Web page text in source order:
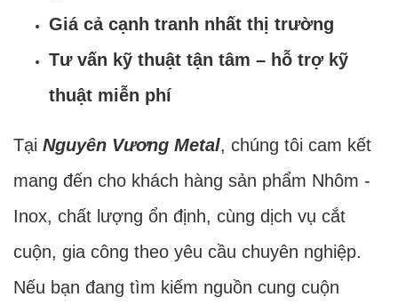
Giá cả cạnh tranh nhất thị trường
Tư vấn kỹ thuật tận tâm – hỗ trợ kỹ
thuật miễn phí
Tại Nguyên Vương Metal, chúng tôi cam kết
mang đến cho khách hàng sản phẩm Nhôm -
Inox, chất lượng ổn định, cùng dịch vụ cắt
cuộn, gia công theo yêu cầu chuyên nghiệp.
Nếu bạn đang tìm kiếm nguồn cung cuộn